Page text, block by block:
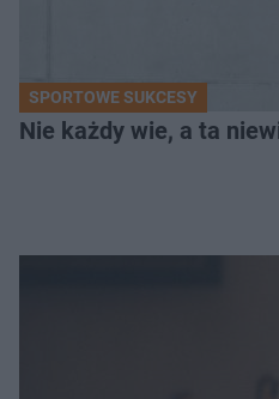
SPORTOWE SUKCESY
Nie każdy wie, a ta